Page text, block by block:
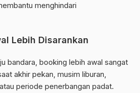
menghindari
Lebih Disarankan
bandara, booking lebih awal sangat
akhir pekan, musim liburan,
periode penerbangan padat.